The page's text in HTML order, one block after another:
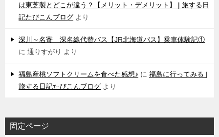
は東芝製とどこが違う？【メリット・デメリット】 | 旅する日
記たびこんブログ より
深川～名寄 深名線代替バス【JR北海道バス】乗車体験記①
に 通りすがり より
福島産桃ソフトクリームを食べた感想♪ に 福島に行ってみる |
旅する日記たびこんブログ より
固定ページ